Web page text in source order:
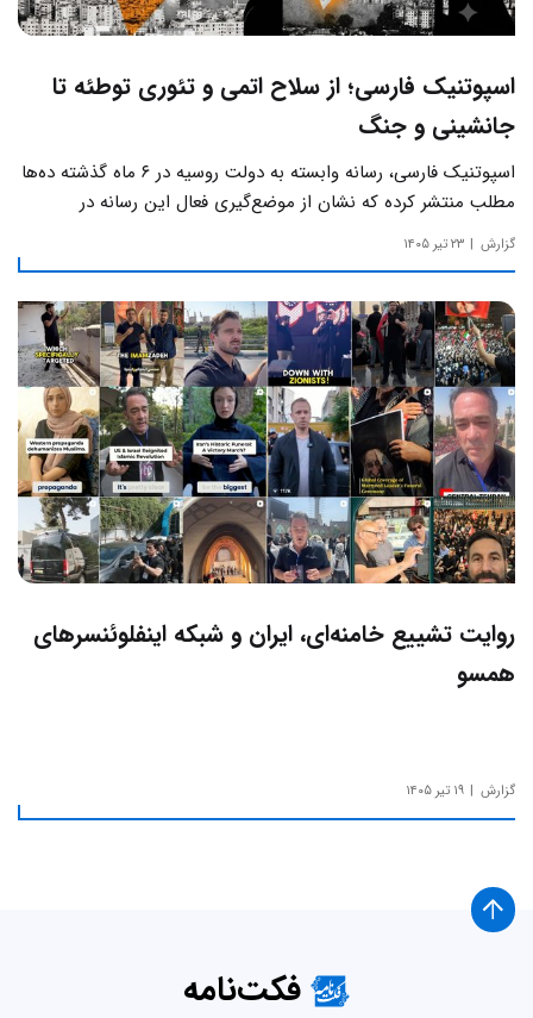
اسپوتنیک فارسی؛ از سلاح اتمی و تئوری توطئه تا
جانشینی و جنگ
اسپوتنیک فارسی، رسانه وابسته به دولت روسیه در ۶ ماه گذشته ده‌ها
مطلب منتشر کرده که نشان از موضع‌گیری فعال این رسانه‌ در
حساس‌ترین مسائل چالش‌های داخلی ایران دارد.
گزارش ۲۳ تیر ۱۴۰۵
روایت تشییع خامنه‌ای، ایران و شبکه اینفلوئنسرهای
همسو
گزارش ۱۹ تیر ۱۴۰۵
فکت‌نامه